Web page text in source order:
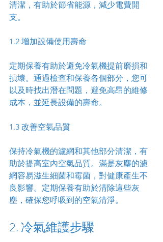
清潔，有助於節省能源，減少電費開
支。
1.2 增加設備使用壽命
定期保養有助於避免冷氣機提前磨損和
損壞。通過檢查和保養各個部分，您可
以及時找出潛在問題，避免高昂的維修
成本，並延長設備的壽命。
1.3 改善空氣品質
保持冷氣機的濾網和其他部分清潔，有
助於提高室內空氣品質。滿是灰塵的濾
網容易滋生細菌和霉菌，對健康產生不
良影響。定期保養有助於清除這些灰
塵，確保您呼吸到的空氣清淨。
2. 冷氣維護步驟